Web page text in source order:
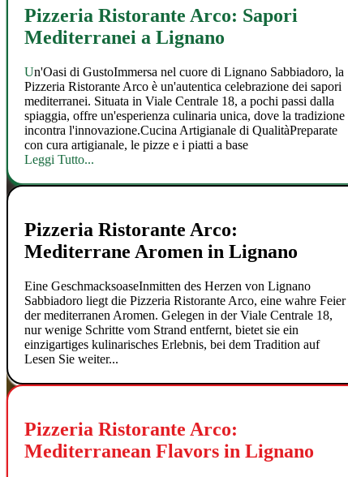
Pizzeria Ristorante Arco: Sapori
Mediterranei a Lignano
Un'Oasi di GustoImmersa nel cuore di Lignano Sabbiadoro, la
Pizzeria Ristorante Arco è un'autentica celebrazione dei sapori
mediterranei. Situata in Viale Centrale 18, a pochi passi dalla
spiaggia, offre un'esperienza culinaria unica, dove la tradizione
incontra l'innovazione.Cucina Artigianale di QualitàPreparate
con cura artigianale, le pizze e i piatti a base
Leggi Tutto...
Pizzeria Ristorante Arco:
Mediterrane Aromen in Lignano
Eine GeschmacksoaseInmitten des Herzen von Lignano
Sabbiadoro liegt die Pizzeria Ristorante Arco, eine wahre Feier
der mediterranen Aromen. Gelegen in der Viale Centrale 18,
nur wenige Schritte vom Strand entfernt, bietet sie ein
einzigartiges kulinarisches Erlebnis, bei dem Tradition auf
Lesen Sie weiter...
Pizzeria Ristorante Arco:
Mediterranean Flavors in Lignano